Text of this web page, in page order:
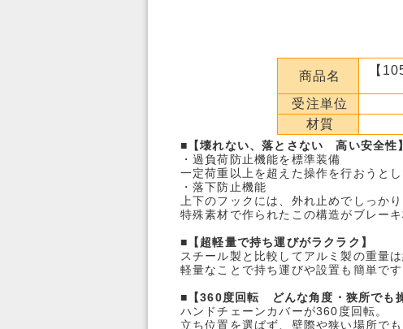
商品名
【
受注単位
材質
■ 【壊れない、落とさない 高い安全性】
・過負荷防止機能を標準装備
一定荷重以上を超えた操作を行おうと
・落下防止機能
上下のフックには、外れ止めでしっか
特殊素材で作られたこの構造がブレー
■ 【超軽量で持ち運びがラクラク】
スチール製と比較してアルミ製の重量は
軽量なことで持ち運びや設置も簡単です
■ 【360度回転 どんな角度・狭所でも
ハンドチェーンカバーが360度回転。
立ち位置を選ばず、壁際や狭い場所で